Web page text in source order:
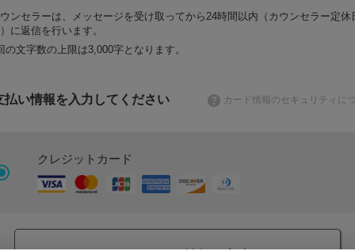
ンセラーは、メッセージを受け取ってから24時間以内（カウンセラー定休
に返信を行います。
文字数の上限は3,000字となります。
払い情報を入力してください カード情報のセキュリティに
クレジットカード